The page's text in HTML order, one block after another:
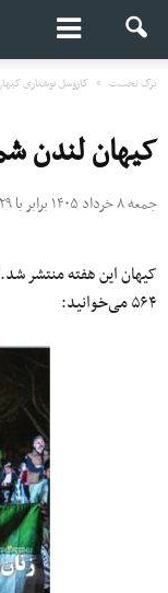
برگ نخست کاروسل نوشتاری
کیهان لندن شماره ۵۶۴
جمعه ۸ خرداد ۱۴۰۵ برابر با ۲۹ مه ۲۰۲۶
کیهان این هفته منتشر
۵۶۴ می‌خوانید: